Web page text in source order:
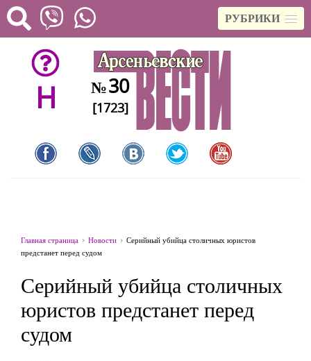
РУБРИКИ
H №30
[1723]
Главная страница Новости
Серийный убийца столичных юристов
предстанет перед судом
Серийный убийца столичных
юристов предстанет перед
судом